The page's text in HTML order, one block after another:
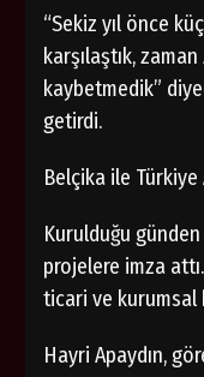
“Sekiz yıl önce
karşılaştık,
kaybetmedik”
getirdi.
Belçika ile
Kurulduğu
projelere imza
ticari ve kurumsal
Hayri Apaydın,